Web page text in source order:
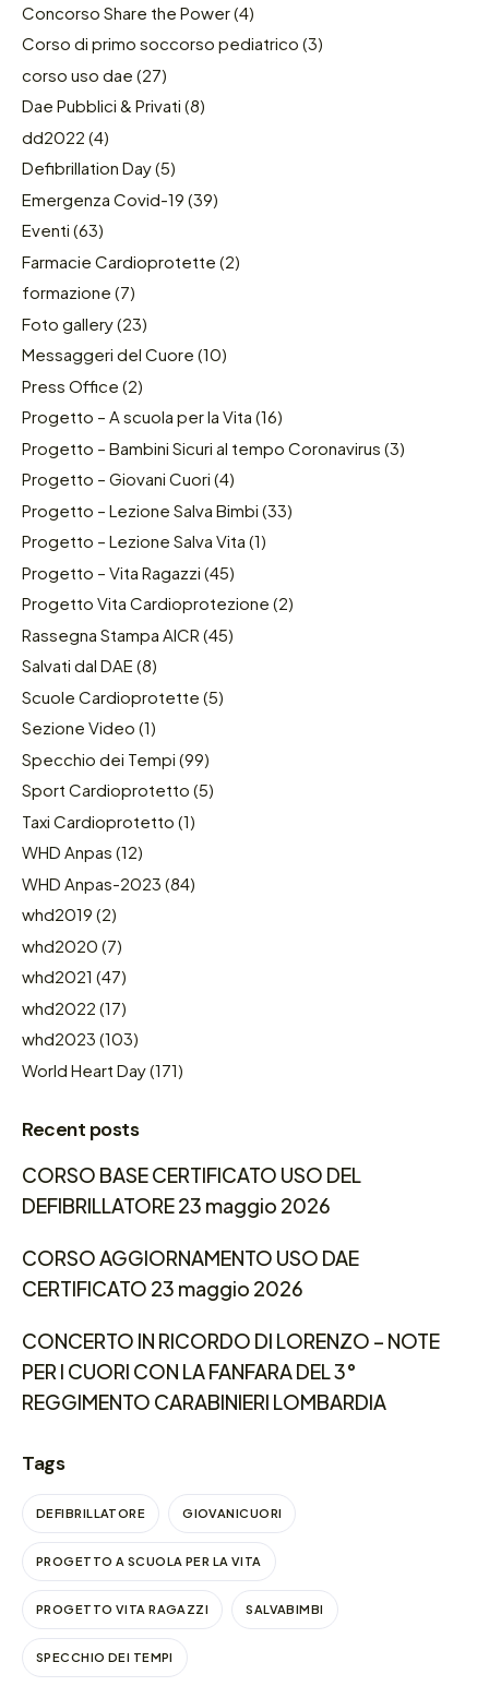
Concorso Share the Power(4)
Corso di primo soccorso pediatrico (3)
corso uso dae (27)
Dae Pubblici & Privati (8)
dd2022 (4)
Defibrillation Day(5)
Emergenza Covid-19 (39)
Eventi (63)
Farmacie Cardioprotette (2)
formazione (7)
Foto gallery(23)
Messaggeri del Cuore (10)
Press Office (2)
Progetto – A scuola per la Vita (16)
Progetto – Bambini Sicuri al tempo Coronavirus (3)
Progetto – Giovani Cuori (4)
Progetto – Lezione Salva Bimbi (33)
Progetto – Lezione Salva Vita (1)
Progetto – Vita Ragazzi (45)
Progetto Vita Cardioprotezione (2)
Rassegna Stampa AICR (45)
Salvati dal DAE (8)
Scuole Cardioprotette (5)
Sezione Video (1)
Specchio dei Tempi (99)
Sport Cardioprotetto (5)
Taxi Cardioprotetto (1)
WHD Anpas (12)
WHD Anpas-2023 (84)
whd2019 (2)
whd2020 (7)
whd2021 (47)
whd2022 (17)
whd2023 (103)
World Heart Day(171)
Recent posts
CORSO BASE CERTIFICATO USO DEL
DEFIBRILLATORE 23 maggio 2026
CORSO AGGIORNAMENTO USO DAE
CERTIFICATO 23 maggio 2026
CONCERTO IN RICORDO DI LORENZO – NOTE
PER I CUORI CON LA FANFARA DEL 3°
REGGIMENTO CARABINIERI LOMBARDIA
Tags
DEFIBRILLATORE GIOVANICUORI
PROGETTO A SCUOLA PER LA VITA
PROGETTO VITA RAGAZZI SALVABIMBI
SPECCHIO DEI TEMPI